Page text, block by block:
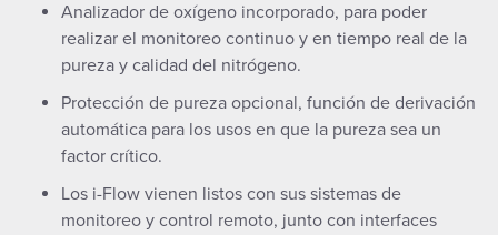
Analizador de oxígeno incorporado, para poder
realizar el monitoreo continuo y en tiempo real de la
pureza y calidad del nitrógeno.
Protección de pureza opcional, función de derivación
automática para los usos en que la pureza sea un
factor crítico.
Los i-Flow vienen listos con sus sistemas de
monitoreo y control remoto, junto con interfaces